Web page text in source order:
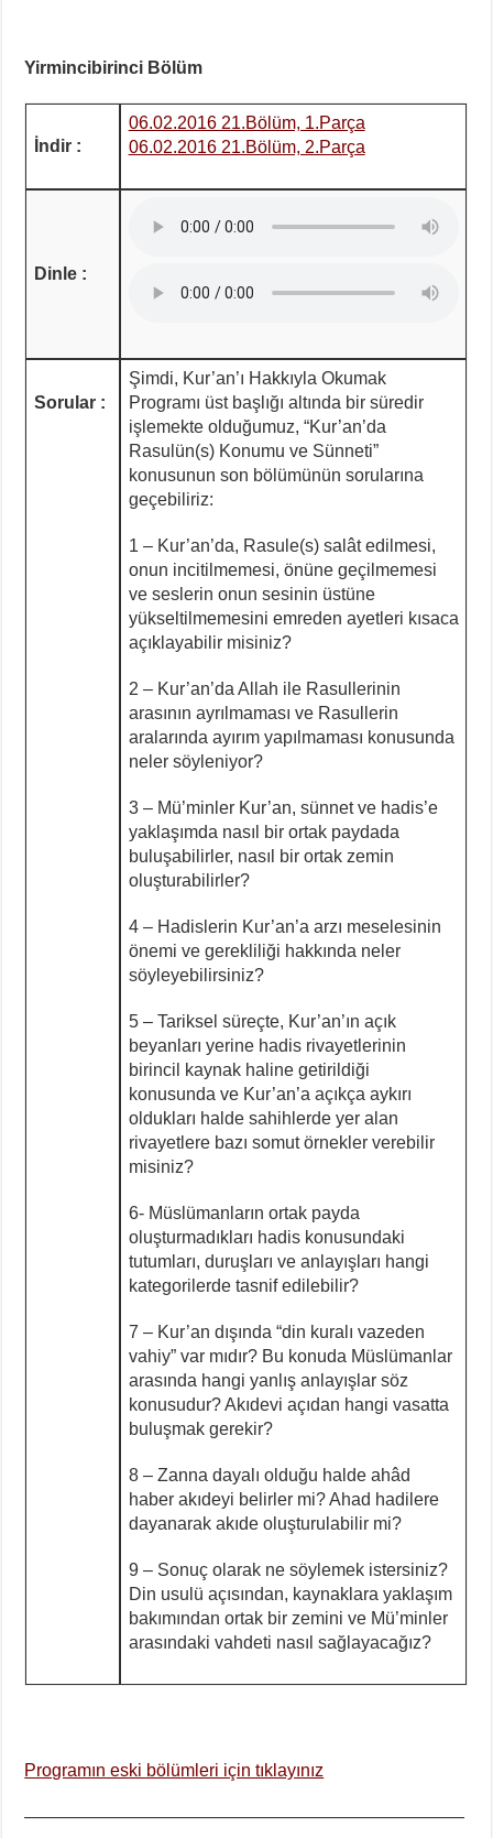
Yirmincibirinci Bölüm
İndir :
06.02.2016 21.Bölüm, 1.Parça
06.02.2016 21.Bölüm, 2.Parça
Dinle :
Sorular :
Şimdi, Kur’an’ı Hakkıyla Okumak
Programı üst başlığı altında bir süredir
işlemekte olduğumuz, “Kur’an’da
Rasulün(s) Konumu ve Sünneti”
konusunun son bölümünün sorularına
geçebiliriz:
1 – Kur’an’da, Rasule(s) salât edilmesi,
onun incitilmemesi, önüne geçilmemesi
ve seslerin onun sesinin üstüne
yükseltilmemesini emreden ayetleri kısaca
açıklayabilir misiniz?
2 – Kur’an’da Allah ile Rasullerinin
arasının ayrılmaması ve Rasullerin
aralarında ayırım yapılmaması konusunda
neler söyleniyor?
3 – Mü’minler Kur’an, sünnet ve hadis’e
yaklaşımda nasıl bir ortak paydada
buluşabilirler, nasıl bir ortak zemin
oluşturabilirler?
4 – Hadislerin Kur’an’a arzı meselesinin
önemi ve gerekliliği hakkında neler
söyleyebilirsiniz?
5 – Tariksel süreçte, Kur’an’ın açık
beyanları yerine hadis rivayetlerinin
birincil kaynak haline getirildiği
konusunda ve Kur’an’a açıkça aykırı
oldukları halde sahihlerde yer alan
rivayetlere bazı somut örnekler verebilir
misiniz?
6- Müslümanların ortak payda
oluşturmadıkları hadis konusundaki
tutumları, duruşları ve anlayışları hangi
kategorilerde tasnif edilebilir?
7 – Kur’an dışında “din kuralı vazeden
vahiy” var mıdır? Bu konuda Müslümanlar
arasında hangi yanlış anlayışlar söz
konusudur? Akıdevi açıdan hangi vasatta
buluşmak gerekir?
8 – Zanna dayalı olduğu halde ahâd
haber akıdeyi belirler mi? Ahad hadilere
dayanarak akıde oluşturulabilir mi?
9 – Sonuç olarak ne söylemek istersiniz?
Din usulü açısından, kaynaklara yaklaşım
bakımından ortak bir zemini ve Mü’minler
arasındaki vahdeti nasıl sağlayacağız?
Programın eski bölümleri için tıklayınız
—————————————————————————